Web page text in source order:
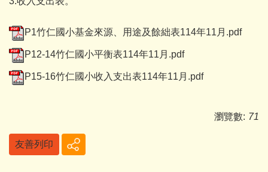
P1竹仁國小基金來源、用途及餘絀表114年11月.pdf
P12-14竹仁國小平衡表114年11月.pdf
P15-16竹仁國小收入支出表114年11月.pdf
瀏覽數: 71
友善列印